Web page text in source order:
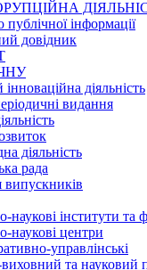
публічної інформації
довідник
діяльність
видання
діяльність
рада
випускників
наукові інститути та
наукові центри
управлінські
та науковий